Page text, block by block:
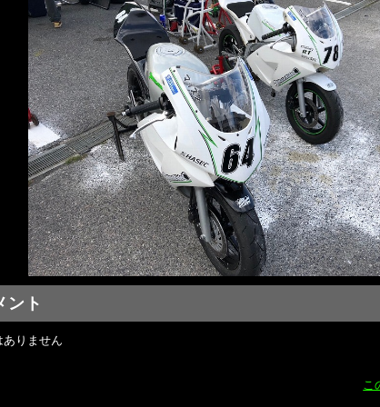
ント
ありません
こ